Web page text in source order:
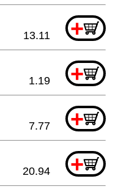
+
13.11
+
1.19
+
7.77
+
20.94